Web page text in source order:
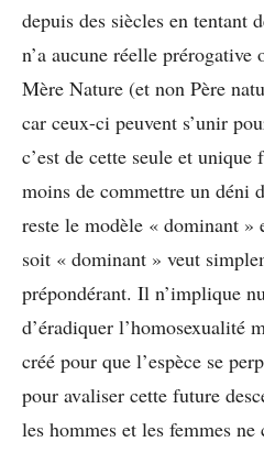
depuis des siècles en tentant
n’a aucune réelle prérogative
Mère Nature (et non Père
car ceux-ci peuvent s’unir
c’est de cette seule et
moins de commettre un déni
reste le modèle « dominant
soit « dominant » veut
prépondérant. Il n’implique
d’éradiquer l’homosexualité
créé pour que l’espèce se
pour avaliser cette future
les hommes et les femmes